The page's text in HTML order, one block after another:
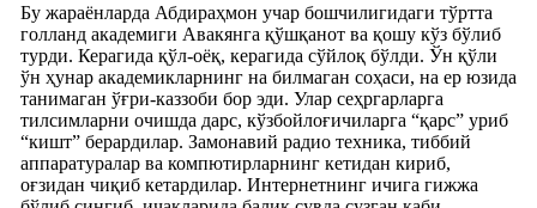
Бу жараёнларда Абдираҳмон учар бошчилигидаги тўртта
голланд академиги Авакянга қўшқанот ва қошу кўз бўлиб
турди. Керагида қўл-оёқ, керагида сўйлоқ бўлди. Ўн қўли
ўн ҳунар академикларнинг на билмаган соҳаси, на ер юзида
танимаган ўғри-каззоби бор эди. Улар сеҳргарларга
тилсимларни очишда дарс, кўзбойлоғичиларга “қарс” уриб
“кишт” берардилар. Замонавий радио техника, тиббий
аппаратуралар ва компютирларнинг кетидан кириб,
оғзидан чиқиб кетардилар. Интернетнинг ичига гижжа